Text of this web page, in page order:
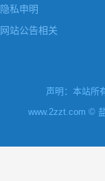
隐私申明
网站公告相关
声明：本站所
www.2zzt.com ©